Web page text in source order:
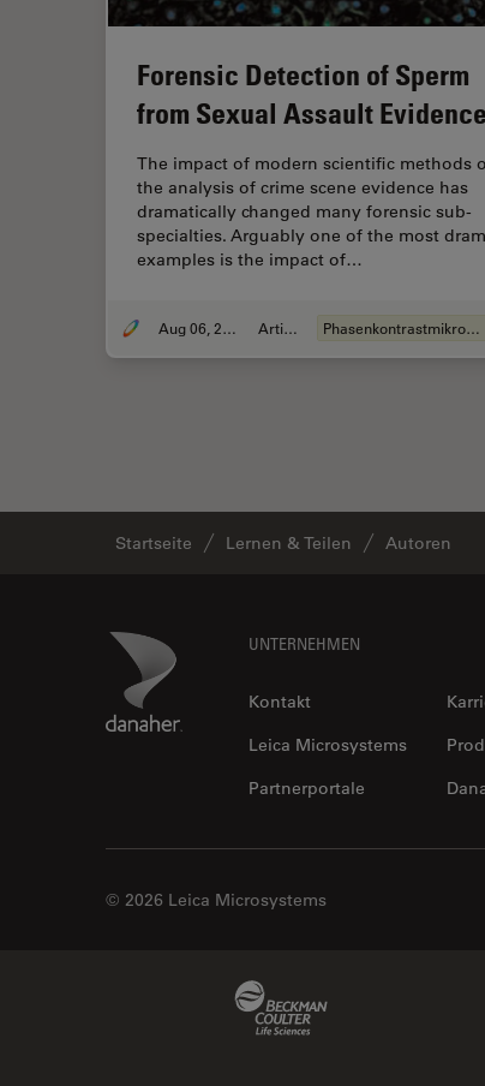
Forensic Detection of Sperm
from Sexual Assault Evidence
The impact of modern scientific methods
the analysis of crime scene evidence has
dramatically changed many forensic sub-
specialties. Arguably one of the most
examples is the impact of…
Aug 06, 2008 Artikel Phasenkontrastmikroskope
Startseite Lernen & Teilen Autoren
Danaher Logo UNTERNEHMEN
Kontakt
Leica Microsystems
Partnerportale
© 2026 Leica Microsystems